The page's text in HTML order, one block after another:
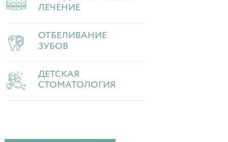
ЛЕЧЕНИЕ
ОТБЕЛИВАНИЕ
ЗУБОВ
ДЕТСКАЯ
СТОМАТОЛОГИЯ